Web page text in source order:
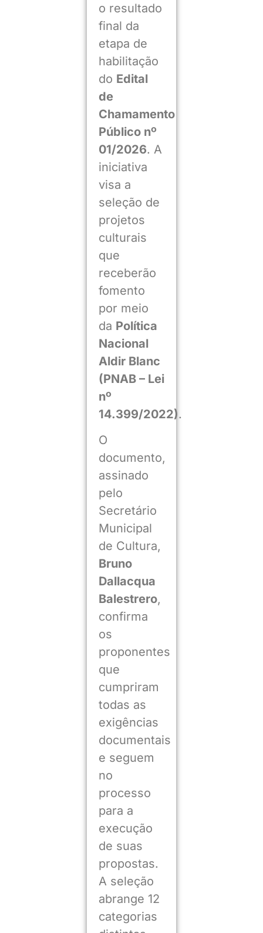
o resultado
final da
etapa de
habilitação
do Edital
de
Chamamento
Público nº
01/2026. A
iniciativa
visa a
seleção de
projetos
culturais
que
receberão
fomento
por meio
da Política
Nacional
Aldir Blanc
(PNAB – Lei
nº
14.399/2022).
O
documento,
assinado
pelo
Secretário
Municipal
de Cultura,
Bruno
Dallacqua
Balestrero,
confirma
os
proponentes
que
cumpriram
todas as
exigências
documentais
e seguem
no
processo
para a
execução
de suas
propostas.
A seleção
abrange 12
categorias